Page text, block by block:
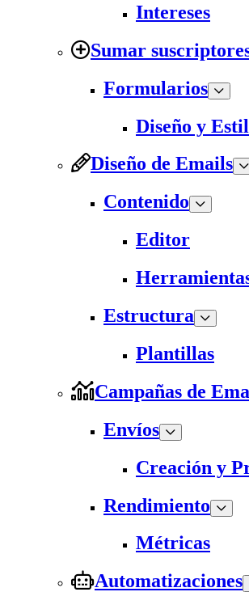
Intereses
Sumar
Formularios
Diseño y
Diseño de Emails
Contenido
Editor
Estructura
Plantillas
Campañas de
Envíos
Creación y
Rendimiento
Métricas
Automatizaciones